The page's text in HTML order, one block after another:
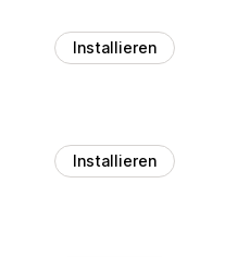
Installieren
Installieren